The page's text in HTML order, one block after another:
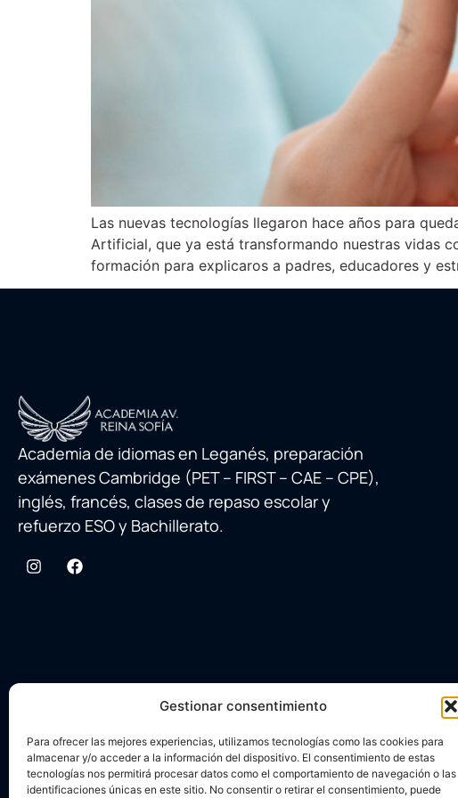
Gestionar consentimiento
Para ofrecer las mejores experiencias, utilizamos tecnologías como las cookies para
almacenar y/o acceder a la información del dispositivo. El consentimiento de estas
tecnologías nos permitirá procesar datos como el comportamiento de navegación o las
identificaciones únicas en este sitio. No consentir o retirar el consentimiento, puede
Las nuevas tecnologías llegaron hace años para
Artificial, que ya está transformando nuestras vidas
formación para explicaros a padres, educadores y
Academia de idiomas en Leganés, preparación
exámenes Cambridge (PET – FIRST – CAE – CPE),
inglés, francés, clases de repaso escolar y
refuerzo ESO y Bachillerato.